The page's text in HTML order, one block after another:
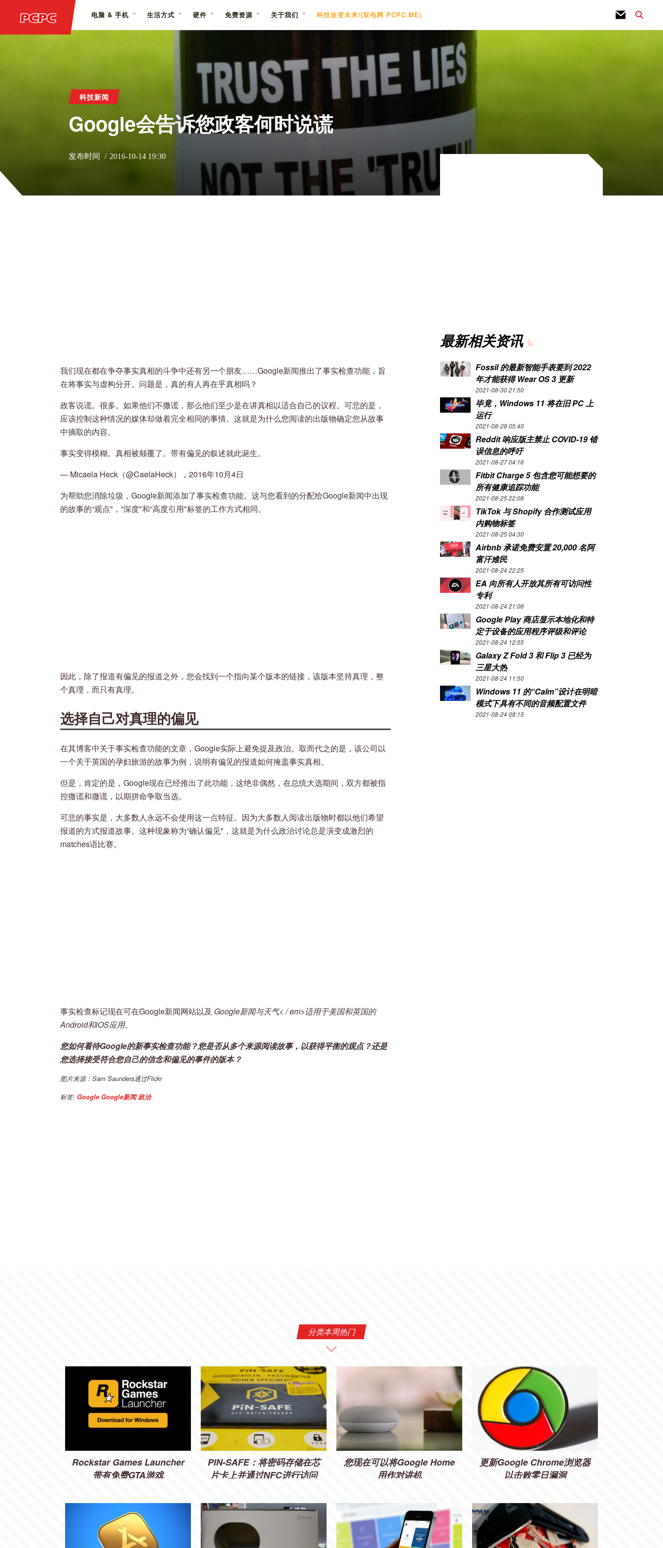
电脑 & 手机 生活方式 硬件 免费资源 关于我们 科技改变未来!(双电网 PCPC.ME)
科技新闻
Google会告诉您政客何时说谎
发布时间 2016-10-14 19:30
我们现在都在争夺事实真相的斗争中还有另一个朋友……Google新闻推出了事实检查功能，旨
在将事实与虚构分开。问题是，真的有人再在乎真相吗？
政客说谎。很多。如果他们不撒谎，那么他们至少是在讲真相以适合自己的议程。可悲的是，
应该控制这种情况的媒体却做着完全相同的事情。这就是为什么您阅读的出版物确定您从故事
中摘取的内容。
事实变得模糊。真相被颠覆了。带有偏见的叙述就此诞生。
— Micaela Heck（@CaelaHeck），2016年10月4日
为帮助您消除垃圾，Google新闻添加了事实检查功能。这与您看到的分配给Google新闻中出现
的故事的“观点"，“深度"和“高度引用"标签的工作方式相同。
因此，除了报道有偏见的报道之外，您会找到一个指向某个版本的链接，该版本坚持真理，整
个真理，而只有真理。
选择自己对真理的偏见
在其博客中关于事实检查功能的文章，Google实际上避免提及政治。取而代之的是，该公司以
一个关于英国的孕妇旅游的故事为例，说明有偏见的报道如何掩盖事实真相。
但是，肯定的是，Google现在已经推出了此功能，这绝非偶然，在总统大选期间，双方都被指
控撒谎和撒谎，以期拼命争取当选。
可悲的事实是，大多数人永远不会使用这一点特征。因为大多数人阅读出版物时都以他们希望
报道的方式报道故事。这种现象称为“确认偏见"，这就是为什么政治讨论总是演变成激烈的
matches语比赛。
事实检查标记现在可在Google新闻网站以及 Google新闻与天气< / em>适用于美国和英国的
Android和iOS应用。
您如何看待Google的新事实检查功能？您是否从多个来源阅读故事，以获得平衡的观点？还是
您选择接受符合您自己的信念和偏见的事件的版本？
图片来源：Sam Saunders通过Flickr
标签: Google Google新闻 政治
最新相关资讯
Fossil 的最新智能手表要到 2022
年才能获得 Wear OS 3 更新
2021-08-30 21:50
毕竟，Windows 11 将在旧 PC 上
运行
2021-08-28 05:40
Reddit 响应版主禁止 COVID-19 错
误信息的呼吁
2021-08-27 04:16
Fitbit Charge 5 包含您可能想要的
所有健康追踪功能
2021-08-25 22:08
TikTok 与 Shopify 合作测试应用
内购物标签
2021-08-25 04:30
Airbnb 承诺免费安置 20,000 名阿
富汗难民
2021-08-24 22:25
EA 向所有人开放其所有可访问性
专利
2021-08-24 21:06
Google Play 商店显示本地化和特
定于设备的应用程序评级和评论
2021-08-24 12:55
Galaxy Z Fold 3 和 Flip 3 已经为
三星大热
2021-08-24 11:50
Windows 11 的“Calm”设计在明暗
模式下具有不同的音频配置文件
2021-08-24 08:15
分类本周热门
Rockstar Games Launcher
带有免费GTA游戏
PIN-SAFE：将密码存储在芯
片卡上并通过NFC进行访问
您现在可以将Google Home
用作对讲机
更新Google Chrome浏览器
以击败零日漏洞